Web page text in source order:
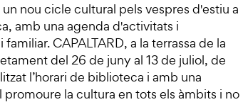
nou cicle cultural pels vespres d'estiu a
amb una agenda d'activitats i
CAPALTARD, a la terrassa de la
del 26 de juny al 13 de juliol, de
l’horari de biblioteca i amb una
promoure la cultura en tots els àmbits i no